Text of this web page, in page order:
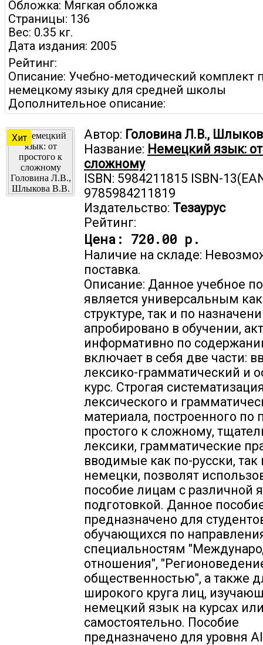
Обложка: Мягкая обложка
Страницы: 136
Вес: 0.35 кг.
Дата издания: 2005
Рейтинг:
Описание: Учебно-методический комплект
немецкому языку для средней школы
Дополнительное описание:
Хит Автор: Головина Л.В.,
Название: Немецкий язык: от
сложному
ISBN: 5984211815 ISBN-
9785984211819
Издательство: Тезаурус
Рейтинг:
Цена: 720.00 р.
Наличие на складе:
поставка.
Описание: Данное учебное
является универсальным
структуре, так и по
апробировано в обучении,
информативно по
включает в себя две части:
лексико-грамматический и
курс. Строгая
лексического и
материала, построенного по
простого к сложному,
лексики, грамматические
вводимые как по-русски, так
немецки, позволят
пособие лицам с различной
подготовкой. Данное
предназначено для
обучающихся по
специальностям
отношения",
общественностью", а также
широкого круга лиц,
немецкий язык на курсах
самостоятельно. Пособие
предназначено для уровня